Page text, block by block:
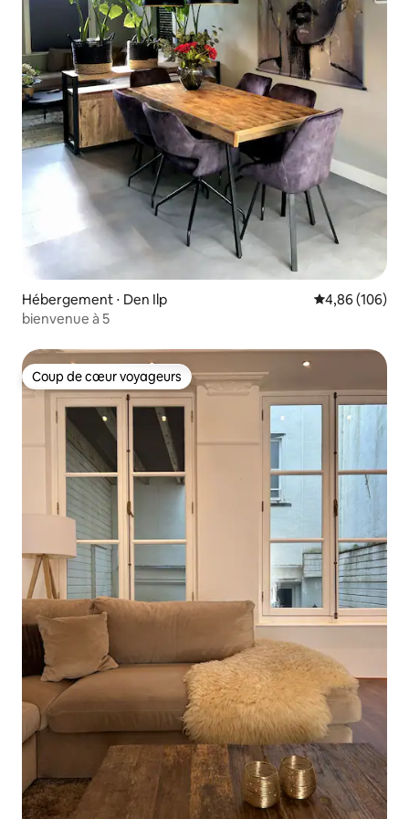
Hébergement ⋅ Den Ilp Évaluation
4,86 (106)
bienvenue à 5
Coup de cœur voyageurs
Coup de cœur voyageurs